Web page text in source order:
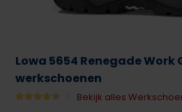
Lowa 5654 Renegade Work
werkschoenen
Bekijk alles